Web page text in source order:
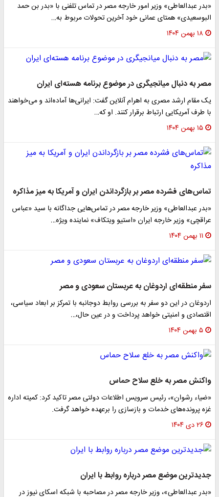
«بدر عبدالعاطی» وزیر امور خارجه مصر در تماس تلفنی با «بدر بن حمد
البوسعیدی» همتای عمانی خود آخرین تحولات مربوط به…
۱۸ بهمن ۱۴۰۴
مصر به دنبال میانجیگری در موضوع برنامه هسته‌ای ایران
یک مقام ارشد مصری به اهرام آنلاین گفت: ایرانی‌ها آماده‌اند و می‌خواهند
با طرف آمریکایی ارتباط برقرار کنند. او که…
۱۵ بهمن ۱۴۰۴
تماس‌های فشرده‌ مصر بر بازگرداندن ایران و آمریکا به میز مذاکره
«بدر عبدالعاطی» وزیر خارجه مصر در تماس‌هایی جداگانه با سید «عباس
عراقچی» وزیر خارجه ایران «استیو ویتکاف» نماینده ویژه…
۱۱ بهمن ۱۴۰۴
سفر منطقه‌ای اردوغان به عربستان سعودی و مصر
اردوغان در این دو سفر به بررسی روابط دوجانبه با تمرکز بر ابعاد سیاسی،
اقتصادی و امنیتی خواهد پرداخت و در عین حال،…
۵ بهمن ۱۴۰۴
واکنش مصر به خلع سلاح حماس
«ضیاء رشوان»، رئیس سرویس اطلاعات دولتی مصر تاکید کرد: کمیته اداره
غزه پرونده‌های خدمات و بازسازی را برعهده خواهد گرفت.
۲۶ دی ۱۴۰۴
جدیدترین موضع مصر درباره روابط با ایران
«بدر عبدالعاطی»، وزیر خارجه مصر در مصاحبه با شبکه اسکای نیوز در